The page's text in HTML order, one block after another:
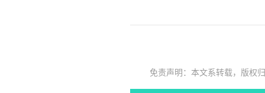
免责声明：本文系转载，版权